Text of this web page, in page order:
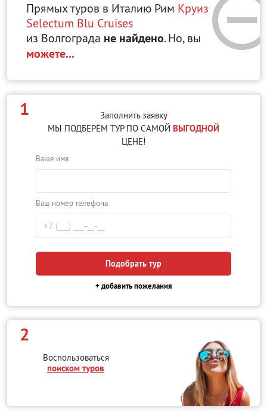
Прямых туров в Италию Рим Круиз
Selectum Blu Cruises
из Волгограда не найдено. Но, вы
можете...
1
Заполнить заявку
МЫ ПОДБЕРЁМ ТУР ПО САМОЙ ВЫГОДНОЙ
ЦЕНЕ!
Ваше имя
Ваш номер телефона
Подобрать тур
+ добавить пожелания
2
Воспользоваться
поиском туров